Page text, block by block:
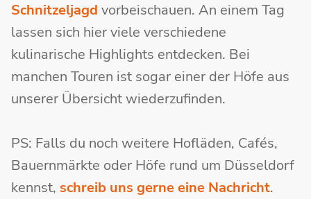
Schnitzeljagd vorbeischauen. An einem Tag
lassen sich hier viele verschiedene
kulinarische Highlights entdecken. Bei
manchen Touren ist sogar einer der Höfe aus
unserer Übersicht wiederzufinden.
PS: Falls du noch weitere Hofläden, Cafés,
Bauernmärkte oder Höfe rund um Düsseldorf
kennst, schreib uns gerne eine Nachricht.